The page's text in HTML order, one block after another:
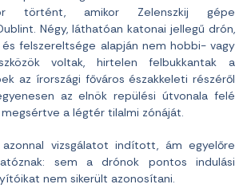
történt, amikor Zelenszkij gépe
Négy, láthatóan katonai jellegű drón,
felszereltsége alapján nem hobbi- vagy
voltak, hirtelen felbukkantak a
az írországi főváros északkeleti részéről
az elnök repülési útvonala felé
a légtér tilalmi zónáját.
vizsgálatot indított, ám egyelőre
sem a drónok pontos indulási
nem sikerült azonosítani.